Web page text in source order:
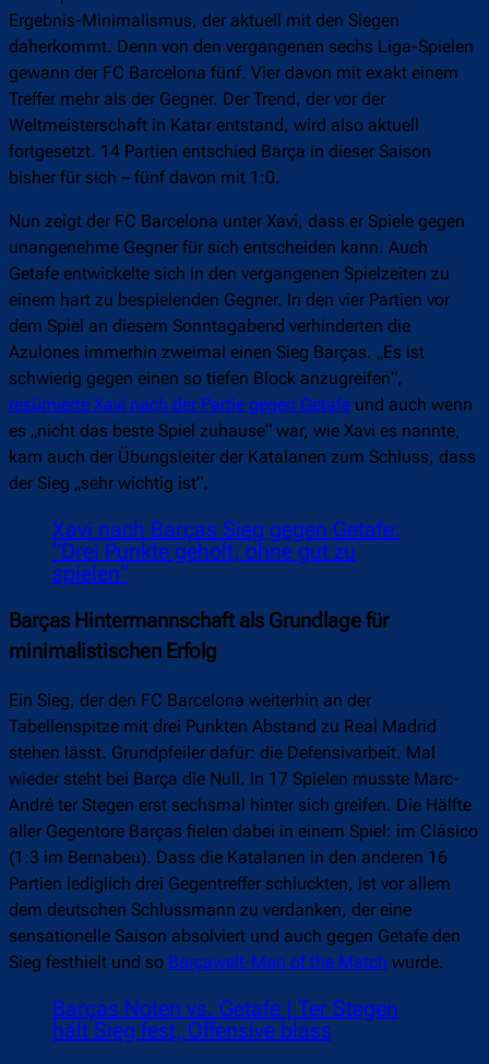
Ergebnis-Minimalismus, der aktuell mit den Siegen
daherkommt. Denn von den vergangenen sechs Liga-Spielen
gewann der FC Barcelona fünf. Vier davon mit exakt einem
Treffer mehr als der Gegner. Der Trend, der vor der
Weltmeisterschaft in Katar entstand, wird also aktuell
fortgesetzt. 14 Partien entschied Barça in dieser Saison
bisher für sich – fünf davon mit 1:0.
Nun zeigt der FC Barcelona unter Xavi, dass er Spiele gegen
unangenehme Gegner für sich entscheiden kann. Auch
Getafe entwickelte sich in den vergangenen Spielzeiten zu
einem hart zu bespielenden Gegner. In den vier Partien vor
dem Spiel an diesem Sonntagabend verhinderten die
Azulones immerhin zweimal einen Sieg Barças. „Es ist
schwierig gegen einen so tiefen Block anzugreifen“,
resümierte Xavi nach der Partie gegen Getafe und auch wenn
es „nicht das beste Spiel zuhause“ war, wie Xavi es nannte,
kam auch der Übungsleiter der Katalanen zum Schluss, dass
der Sieg „sehr wichtig ist“.
Xavi nach Barças Sieg gegen Getafe:
“Drei Punkte geholt, ohne gut zu
spielen”
Barças Hintermannschaft als Grundlage für
minimalistischen Erfolg
Ein Sieg, der den FC Barcelona weiterhin an der
Tabellenspitze mit drei Punkten Abstand zu Real Madrid
stehen lässt. Grundpfeiler dafür: die Defensivarbeit. Mal
wieder steht bei Barça die Null. In 17 Spielen musste Marc-
André ter Stegen erst sechsmal hinter sich greifen. Die Hälfte
aller Gegentore Barças fielen dabei in einem Spiel: im Clásico
(1:3 im Bernabeu). Dass die Katalanen in den anderen 16
Partien lediglich drei Gegentreffer schluckten, ist vor allem
dem deutschen Schlussmann zu verdanken, der eine
sensationelle Saison absolviert und auch gegen Getafe den
Sieg festhielt und so Barçawelt-Man of the Match wurde.
Barças Noten vs. Getafe | Ter Stegen
hält Sieg fest, Offensive blass